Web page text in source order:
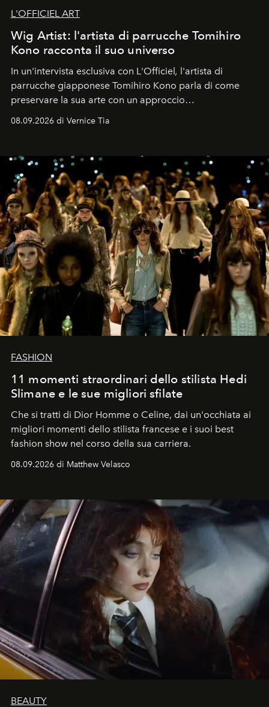
L'OFFICIEL ART
Wig Artist: l'artista di parrucche Tomihiro
Kono racconta il suo universo
In un'intervista esclusiva con L'Officiel, l'artista di
parrucche giapponese Tomihiro Kono parla di come
preservare la sua arte con un approccio
08.09.2026 di Vernice Tia
FASHION
11 momenti straordinari dello stilista Hedi
Slimane e le sue migliori sfilate
Che si tratti di Dior Homme o Celine, dai un'occhiata ai
migliori momenti dello stilista francese e i suoi best
fashion show nel corso della sua carriera.
08.09.2026 di Matthew Velasco
BEAUTY